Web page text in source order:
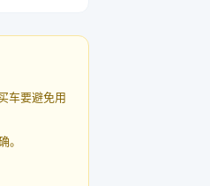
车要避免用
。